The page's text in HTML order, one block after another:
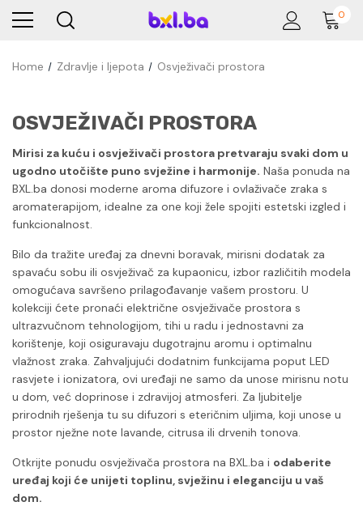
0
Home Zdravlje i ljepota Osvježivači prostora
OSVJEŽIVAČI PROSTORA
Mirisi za kuću i osvježivači prostora pretvaraju svaki dom u
ugodno utočište puno svježine i harmonije. Naša ponuda na
BXL.ba donosi moderne aroma difuzore i ovlaživače zraka s
aromaterapijom, idealne za one koji žele spojiti estetski izgled i
funkcionalnost.
Bilo da tražite uređaj za dnevni boravak, mirisni dodatak za
spavaću sobu ili osvježivač za kupaonicu, izbor različitih modela
omogućava savršeno prilagođavanje vašem prostoru. U
kolekciji ćete pronaći električne osvježivače prostora s
ultrazvučnom tehnologijom, tihi u radu i jednostavni za
korištenje, koji osiguravaju dugotrajnu aromu i optimalnu
vlažnost zraka. Zahvaljujući dodatnim funkcijama poput LED
rasvjete i ionizatora, ovi uređaji ne samo da unose mirisnu notu
u dom, već doprinose i zdravijoj atmosferi. Za ljubitelje
prirodnih rješenja tu su difuzori s eteričnim uljima, koji unose u
prostor nježne note lavande, citrusa ili drvenih tonova.
Otkrijte ponudu osvježivača prostora na BXL.ba i odaberite
uređaj koji će unijeti toplinu, svježinu i eleganciju u vaš
dom.